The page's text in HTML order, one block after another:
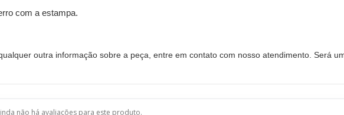
com a estampa.
outra informação sobre a peça, entre em contato com nosso atendimento. Será
não há avaliações para este produto.